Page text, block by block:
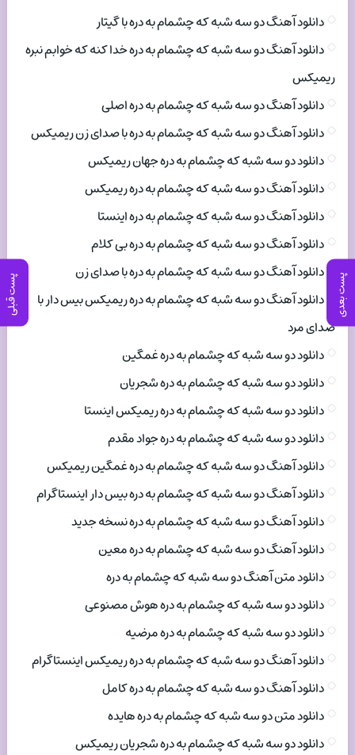
پست بعدی پست قبلی
دانلود آهنگ دو سه شبه که چشمام به دره با گیتار
دانلود آهنگ دو سه شبه که چشمام به دره خدا کنه که خوابم نبره
ریمیکس
دانلود آهنگ دو سه شبه که چشمام به دره اصلی
دانلود آهنگ دو سه شبه که چشمام به دره با صدای زن ریمیکس
دانلود دو سه شبه که چشمام به دره جهان ریمیکس
دانلود آهنگ دو سه شبه که چشمام به دره ریمیکس
دانلود آهنگ دو سه شبه که چشمام به دره اینستا
دانلود آهنگ دو سه شبه که چشمام به دره بی کلام
دانلود آهنگ دو سه شبه که چشمام به دره با صدای زن
دانلود آهنگ دو سه شبه که چشمام به دره ریمیکس بیس دار با
صدای مرد
دانلود دو سه شبه که چشمام به دره غمگین
دانلود دو سه شبه که چشمام به دره شجریان
دانلود دو سه شبه که چشمام به دره ریمیکس اینستا
دانلود دو سه شبه که چشمام به دره جواد مقدم
دانلود آهنگ دو سه شبه که چشمام به دره غمگین ریمیکس
دانلود آهنگ دو سه شبه که چشمام به دره بیس دار اینستاگرام
دانلود آهنگ دو سه شبه که چشمام به دره نسخه جدید
دانلود آهنگ دو سه شبه که چشمام به دره معین
دانلود متن آهنگ دو سه شبه که چشمام به دره
دانلود دو سه شبه که چشمام به دره هوش مصنوعی
دانلود دو سه شبه که چشمام به دره مرضیه
دانلود آهنگ دو سه شبه که چشمام به دره ریمیکس اینستاگرام
دانلود آهنگ دو سه شبه که چشمام به دره کامل
دانلود متن دو سه شبه که چشمام به دره هایده
دانلود دو سه شبه که چشمام به دره شجریان ریمیکس